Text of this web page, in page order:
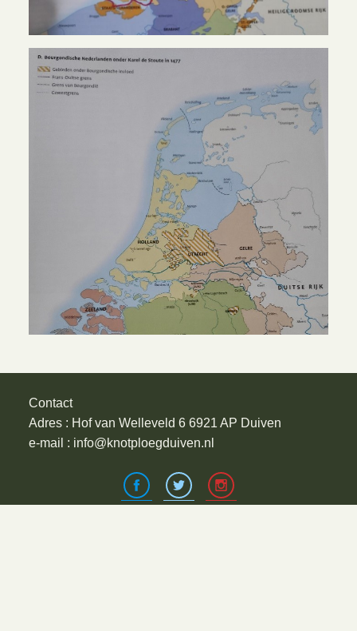
Contact
Adres : Hof van Welleveld 6 6921 AP Duiven
e-mail : info@knotploegduiven.nl